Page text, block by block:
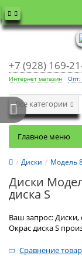
+7 (928) 169-
Интернет магазин Опт:
Все категории
Главное меню
Диски Модель
Диски
диска S
Ваш запрос: Диски,
Окрас диска S
Сравнение